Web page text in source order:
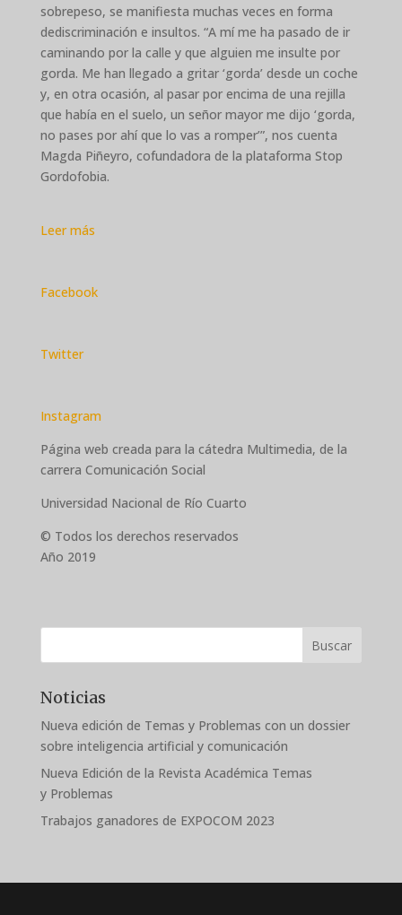
sobrepeso, se manifiesta muchas veces en forma
dediscriminación e insultos. “A mí me ha pasado de ir
caminando por la calle y que alguien me insulte por
gorda. Me han llegado a gritar ‘gorda’ desde un coche
y, en otra ocasión, al pasar por encima de una rejilla
que había en el suelo, un señor mayor me dijo ‘gorda,
no pases por ahí que lo vas a romper’”, nos cuenta
Magda Piñeyro, cofundadora de la plataforma Stop
Gordofobia.
Leer más
Facebook
Twitter
Instagram
Página web creada para la cátedra Multimedia, de la
carrera Comunicación Social
Universidad Nacional de Río Cuarto
© Todos los derechos reservados
Año 2019
Buscar
Noticias
Nueva edición de Temas y Problemas con un dossier
sobre inteligencia artificial y comunicación
Nueva Edición de la Revista Académica Temas
y Problemas
Trabajos ganadores de EXPOCOM 2023